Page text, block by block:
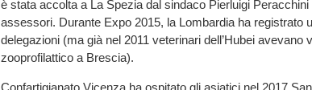
è stata accolta a La Spezia dal sindaco Pierluigi
assessori. Durante Expo 2015, la Lombardia ha registrato
delegazioni (ma già nel 2011 veterinari dell’Hubei avevano
zooprofilattico a Brescia).